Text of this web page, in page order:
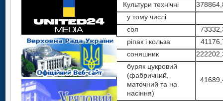
Культури технічні
у тому числі
соя
ріпак і кольза
соняшник
буряк цукровий
(фабричний,
маточний та на
насіння)